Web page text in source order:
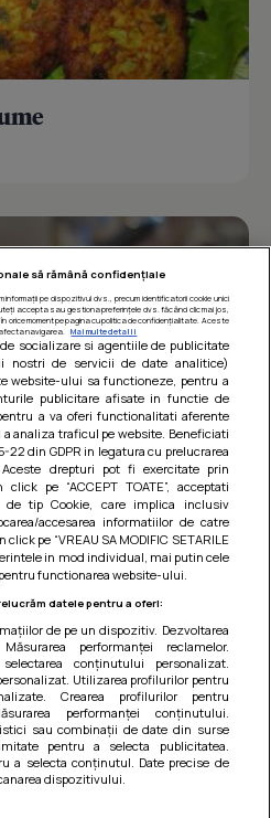
cu arpagic rosu
să rămână confidențiale
pe dispozitivul dvs., precum identificatorii cookie unici
accepta sau gestiona preferințele dvs. făcând clic mai jos,
orice moment pe pagina cu politica de confidențialitate. Aceste
afecta navigarea.
Mai multe detalii
socializare si agentiile de publicitate
nostri de servicii de date analitice)
website-ului sa functioneze, pentru a
publicitare afisate in functie de
a va oferi functionalitati aferente
analiza traficul pe website. Beneficiati
22 din GDPR in legatura cu prelucrarea
drepturi pot fi exercitate prin
click pe “ACCEPT TOATE”, acceptati
de tip Cookie, care implica inclusiv
accesarea informatiilor de catre
pe “VREAU SA MODIFIC SETARILE
in mod individual, mai putin cele
functionarea website-ului.
datele pentru a oferi:
de pe un dispozitiv. Dezvoltarea
performanței reclamelor.
conținutului personalizat.
Utilizarea profilurilor pentru
Crearea profilurilor pentru
performanței conținutului.
sau combinații de date din surse
pentru a selecta publicitatea.
a selecta conținutul. Date precise de
dispozitivului.